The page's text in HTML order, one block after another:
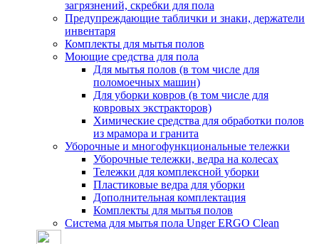
загрязнений, скребки для пола
Предупреждающие таблички и знаки, держатели
инвентаря
Комплекты для мытья полов
Моющие средства для пола
Для мытья полов (в том числе для
поломоечных машин)
Для уборки ковров (в том числе для
ковровых экстракторов)
Химические средства для обработки полов
из мрамора и гранита
Уборочные и многофункциональные тележки
Уборочные тележки, ведра на колесах
Тележки для комплексной уборки
Пластиковые ведра для уборки
Дополнительная комплектация
Комплекты для мытья полов
Система для мытья пола Unger ERGO Clean